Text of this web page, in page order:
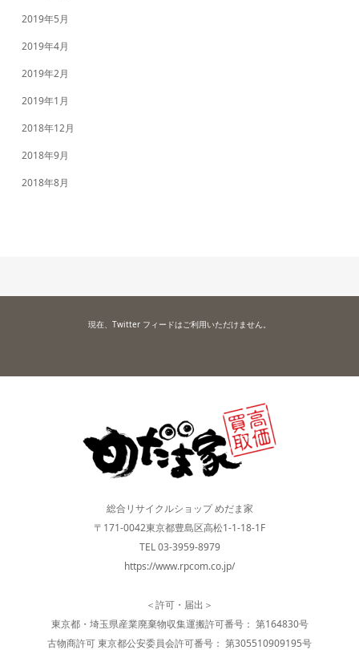
2019年5月
2019年4月
2019年2月
2019年1月
2018年12月
2018年9月
2018年8月
現在、Twitter フィードはご利用いただけません。
総合リサイクルショップ めだま家
〒171-0042東京都豊島区高松1-1-18-1F
TEL 03-3959-8979
https://www.rpcom.co.jp/
＜許可・届出＞
東京都・埼玉県産業廃棄物収集運搬許可番号： 第164830号
古物商許可 東京都公安委員会許可番号： 第305510909195号